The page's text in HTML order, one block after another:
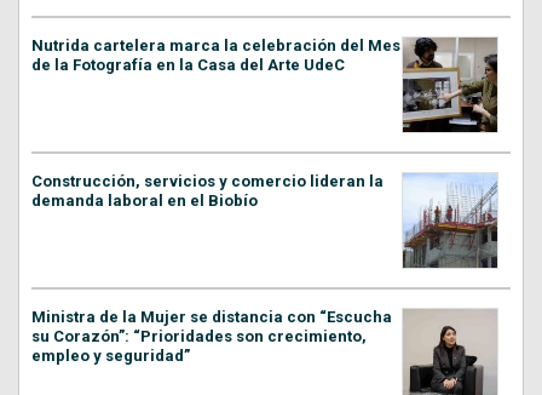
Nutrida cartelera marca la celebración del Mes
de la Fotografía en la Casa del Arte UdeC
Construcción, servicios y comercio lideran la
demanda laboral en el Biobío
Ministra de la Mujer se distancia con “Escucha
su Corazón”: “Prioridades son crecimiento,
empleo y seguridad”